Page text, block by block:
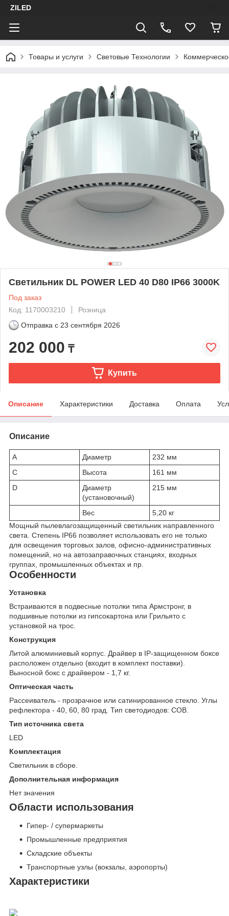
ZILED
Товары и услуги Световые Технологии
Светильник DL POWER LED 40 D80 IP66 3000K
Под заказ
Код: 1170003210
Розница
Отправка с 23 сентября 2026
202 000 ₸
Купить
Описание Характеристики Доставка Оплата
Описание
A Диаметр
232 мм
C
Высота
161 мм
D
Диаметр
(установочный)
215 мм
Вес
5,20 кг
Мощный пылевлагозащищенный светильник направленного
света. Степень IP66 позволяет использовать его не только
для освещения торговых залов, офисно-административных
помещений, но на автозаправочных станциях, входных
группах, промышленных объектах и пр.
Особенности
Установка
Встраиваются в подвесные потолки типа Армстронг, в
подшивные потолки из гипсокартона или Грильято с
установкой на трос.
Конструкция
Литой алюминиевый корпус. Драйвер в IP-защищенном боксе
расположен отдельно (входит в комплект поставки).
Выносной бокс с драйвером - 1,7 кг.
Оптическая часть
Рассеиватель - прозрачное или сатинированное стекло. Углы
рефлектора - 40, 60, 80 град. Тип светодиодов: COB.
Тип источника света
LED
Комплектация
Светильник в сборе.
Дополнительная информация
Нет значения
Области использования
Гипер- / супермаркеты
Промышленные предприятия
Складские объекты
Транспортные узлы (вокзалы, аэропорты)
Характеристики